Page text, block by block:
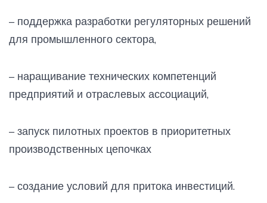
– поддержка разработки регуляторных решений
для промышленного сектора,
– наращивание технических компетенций
предприятий и отраслевых ассоциаций,
– запуск пилотных проектов в приоритетных
производственных цепочках
– создание условий для притока инвестиций.